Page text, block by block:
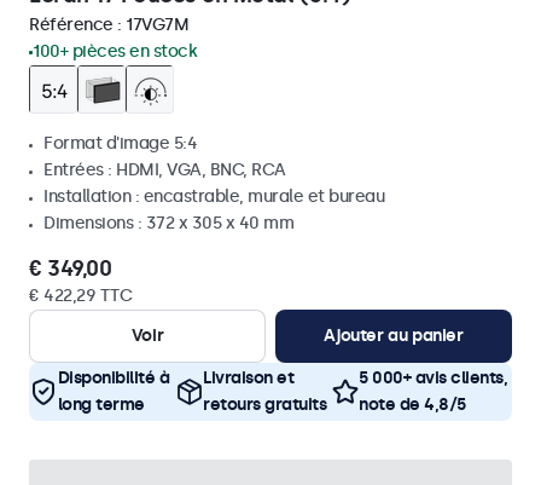
Référence : 17VG7M
100+ pièces en stock
Format d'image 5:4
Entrées : HDMI, VGA, BNC, RCA
Installation : encastrable, murale et bureau
Dimensions : 372 x 305 x 40 mm
€ 349,00
€ 422,29 TTC
Voir
Ajouter au panier
Disponibilité à
long terme
Livraison et
retours gratuits
5 000+ avis clients,
note de 4,8/5